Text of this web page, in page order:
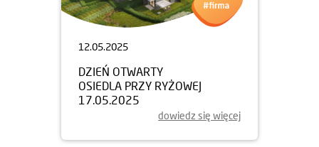
12.05.2025
DZIEŃ OTWARTY
OSIEDLA PRZY RYŻOWEJ
17.05.2025
dowiedz się więcej